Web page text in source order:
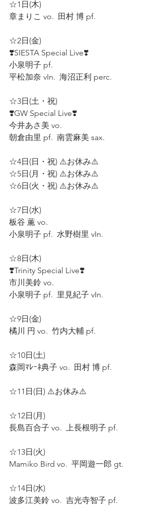
☆1日(木)
章まりこ vo.  田村 博 pf.
☆2日(金)
❣️SIESTA Special Live❣️
小泉明子 pf.
平松加奈 vIn.  海沼正利 perc.
☆3日(土・祝)
❣️GW Special Live❣️
今井あさ美 vo.
朝倉由里 pf.  南雲麻美 sax.
☆4日(日・祝) ⚠️お休み⚠️
☆5日(月・祝) ⚠️お休み⚠️
☆6日(火・祝) ⚠️お休み⚠️
☆7日(水)
板谷 薫 vo.
小泉明子 pf.  水野樹里 vIn.
☆8日(木)
❣️Trinity Special Live❣️
市川美鈴 vo.
小泉明子 pf.  里見紀子 vIn.
☆9日(金)
橘川 円 vo.  竹内大輔 pf.
☆10日(土)
森岡ﾏﾚｰﾈ典子 vo.  田村 博 pf.
☆11日(日) ⚠️お休み⚠️
☆12日(月)
長島百合子 vo.  上長根明子 pf.
☆13日(火)
Mamiko Bird vo.  平岡遊一郎 gt.
☆14日(水)
波多江美鈴 vo.  吉光寺智子 pf.